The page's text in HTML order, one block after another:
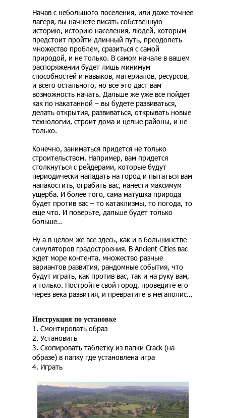
Начав с небольшого поселения, или даже точнее
лагеря, вы начнете писать собственную
историю, историю населения, людей, которым
предстоит пройти длинный путь, преодолеть
множество проблем, сразиться с самой
природой, и не только. В самом начале в вашем
распоряжении будет лишь минимум
способностей и навыков, материалов, ресурсов,
и всего остального, но все это даст вам
возможность начать. Дальше же уже все пойдет
как по накатанной – вы будете развиваться,
делать открытия, развиваться, открывать новые
технологии, строит дома и целые районы, и не
только.
Конечно, заниматься придется не только
строительством. Например, вам придется
столкнуться с рейдерами, которые будут
периодически нападать на город и пытаться вам
напакостить, ограбить вас, нанести максимум
ущерба. И более того, сама матушка природа
будет против вас – то катаклизмы, то погода, то
еще что. И поверьте, дальше будет только
больше…
Ну а в целом же все здесь, как и в большинстве
симуляторов градостроения. В Ancient Cities вас
ждет море контента, множество разные
вариантов развития, рандомные события, что
будут играть, как против вас, так и на руку вам,
и только. Постройте свой город, проведите его
через века развития, и превратите в мегаполис…
Инструкция по установке
1. Смонтировать образ
2. Установить
3. Скопировать таблетку из папки Crack (на
образе) в папку где установлена игра
4. Играть